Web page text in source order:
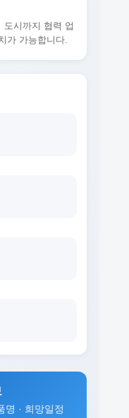
도시까지 협력 업
가 가능합니다.
명 · 희망일정